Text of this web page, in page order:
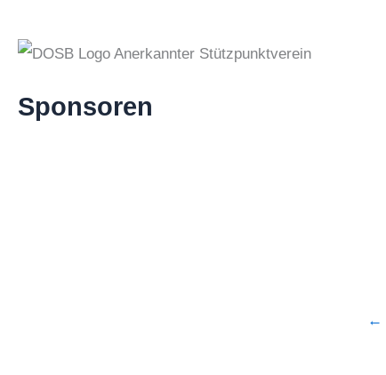
Sponsoren
←